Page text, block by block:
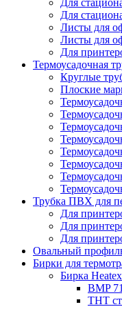
Для
Для
Листы для
Листы для
Для
Термоусадочная
Круглые
Плоские
Трубка ПВХ для
Для
Для
Для
Овальный
Бирки для
Бирка Heatex
BMP 71
THT